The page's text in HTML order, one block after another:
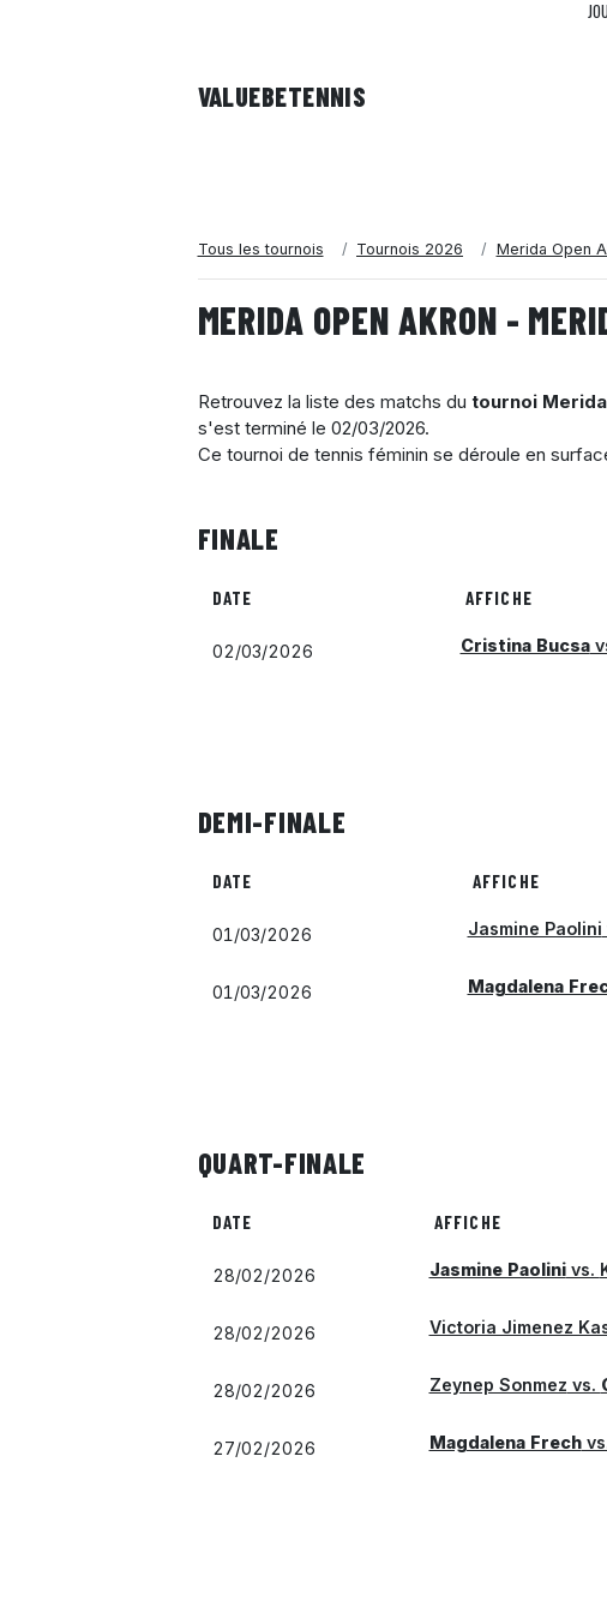
VALUEBETENNIS
Tous les tournois Tournois 2026 Merida Open
MERIDA OPEN AKRON -
Retrouvez la liste des matchs du tournoi
s'est terminé le 02/03/2026.
Ce tournoi de tennis féminin se déroule en
FINALE
DATE AFFICHE
02/03/2026 Cristina Bucsa
DEMI-FINALE
DATE AFFICHE
01/03/2026 Jasmine Paolini
01/03/2026 Magdalena
QUART-FINALE
DATE AFFICHE
28/02/2026 Jasmine Paolinivs.
28/02/2026 Victoria Jimenez
28/02/2026 Zeynep Sonmez vs.
27/02/2026 Magdalena Frech